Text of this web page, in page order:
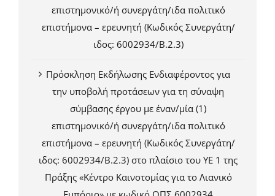
επιστημονικό/ή συνεργάτη/ιδα πολιτικό
επιστήμονα – ερευνητή (Κωδικός Συνεργάτη/
ιδος: 6002934/Β.2.3)
Πρόσκληση Εκδήλωσης Ενδιαφέροντος για
την υποβολή προτάσεων για τη σύναψη
σύμβασης έργου με έναν/μία (1)
επιστημονικό/ή συνεργάτη/ιδα πολιτικό
επιστήμονα – ερευνητή (Κωδικός Συνεργάτη/
ιδος: 6002934/Β.2.3) στο πλαίσιο του ΥΕ 1 της
Πράξης «Κέντρο Καινοτομίας για το Λιανικό